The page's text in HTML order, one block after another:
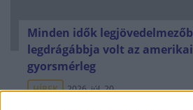
Minden idők
legdrágábbja volt az
gyorsmérleg
HÍREK 2026. júl. 20.